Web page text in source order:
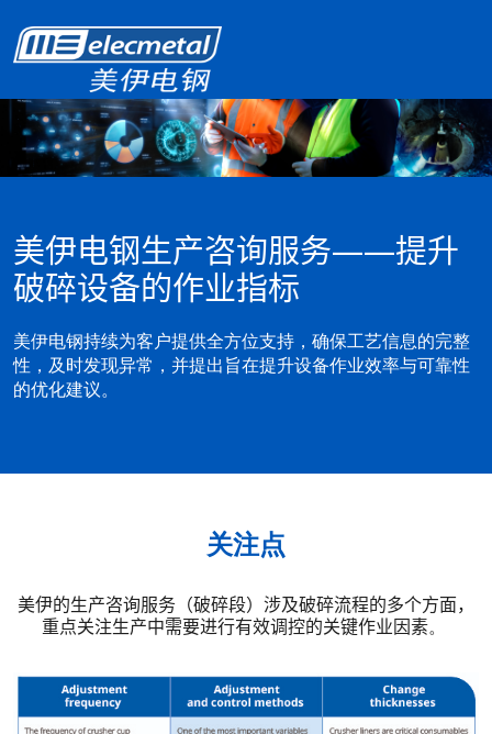
美伊电钢生产咨询服务——提升
破碎设备的作业指标
美伊电钢持续为客户提供全方位支持，确保工艺信息的完整
性，及时发现异常，并提出旨在提升设备作业效率与可靠性
的优化建议。
关注点
美伊的生产咨询服务 （破碎段） 涉及破碎流程的多个方面，
重点关注生产中需要进行有效调控的关键作业因素。